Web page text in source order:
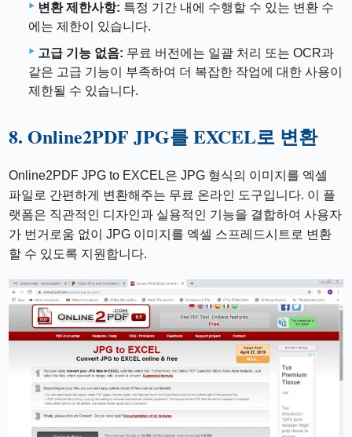
변환 제한사항: 특정 기간 내에 수행할 수 있는 변환 수
에는 제한이 있습니다.
고급 기능 없음: 무료 버전에는 일괄 처리 또는 OCR과
같은 고급 기능이 부족하여 더 복잡한 작업에 대한 사용이
제한될 수 있습니다.
8. Online2PDF JPG를 EXCEL로 변환
Online2PDF JPG to EXCEL은 JPG 형식의 이미지를 엑셀
파일로 간편하게 변환해주는 무료 온라인 도구입니다. 이 플
랫폼은 직관적인 디자인과 실용적인 기능을 결합하여 사용자
가 번거로움 없이 JPG 이미지를 엑셀 스프레드시트로 변환
할 수 있도록 지원합니다.